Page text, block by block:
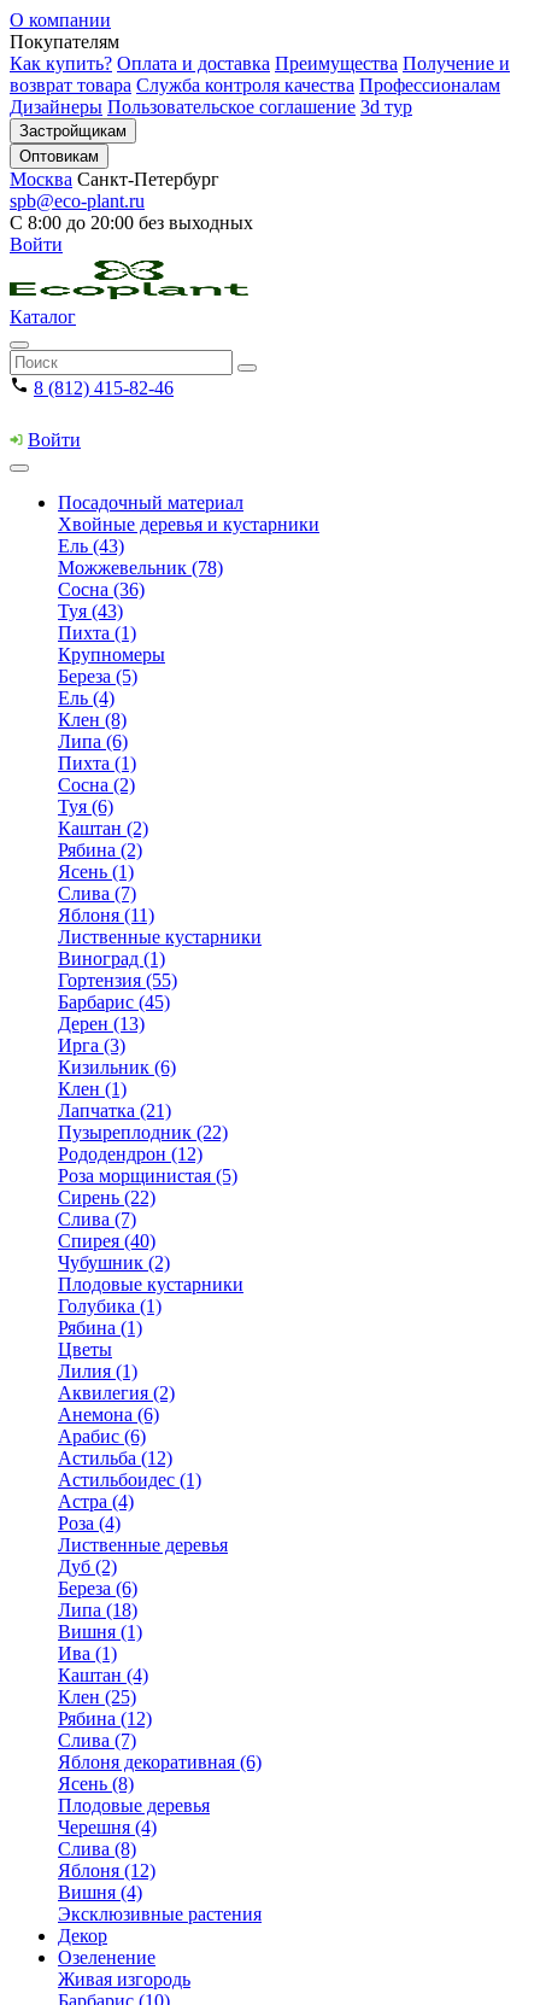
О компании
Покупателям
Как купить? Оплата и доставка Преимущества Получение и
возврат товара Служба контроля качества Профессионалам
Дизайнеры Пользовательское соглашение 3d тур
Застройщикам
Оптовикам
Москва Санкт-Петербург
spb@eco-plant.ru
С 8:00 до 20:00 без выходных
Войти
Каталог
8 (812) 415-82-46
Войти
Посадочный материал
Хвойные деревья и кустарники
Ель (43)
Можжевельник (78)
Сосна (36)
Туя (43)
Пихта (1)
Крупномеры
Береза (5)
Ель (4)
Клен (8)
Липа (6)
Пихта (1)
Сосна (2)
Туя (6)
Каштан (2)
Рябина (2)
Ясень (1)
Слива (7)
Яблоня (11)
Лиственные кустарники
Виноград (1)
Гортензия (55)
Барбарис (45)
Дерен (13)
Ирга (3)
Кизильник (6)
Клен (1)
Лапчатка (21)
Пузыреплодник (22)
Рододендрон (12)
Роза морщинистая (5)
Сирень (22)
Слива (7)
Спирея (40)
Чубушник (2)
Плодовые кустарники
Голубика (1)
Рябина (1)
Цветы
Лилия (1)
Аквилегия (2)
Анемона (6)
Арабис (6)
Астильба (12)
Астильбоидес (1)
Астра (4)
Роза (4)
Лиственные деревья
Дуб (2)
Береза (6)
Липа (18)
Вишня (1)
Ива (1)
Каштан (4)
Клен (25)
Рябина (12)
Слива (7)
Яблоня декоративная (6)
Ясень (8)
Плодовые деревья
Черешня (4)
Слива (8)
Яблоня (12)
Вишня (4)
Эксклюзивные растения
Декор
Озеленение
Живая изгородь
Барбарис (10)